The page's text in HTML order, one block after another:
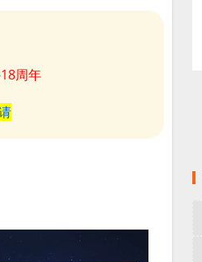
周年